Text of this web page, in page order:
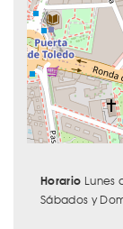
Horario Lunes
Sábados y